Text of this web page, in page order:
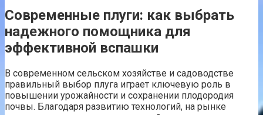
Современные плуги: как выбрать
надежного помощника для
эффективной вспашки
В современном сельском хозяйстве и садоводстве
правильный выбор плуга играет ключевую роль в
повышении урожайности и сохранении плодородия
почвы. Благодаря развитию технологий, на рынке